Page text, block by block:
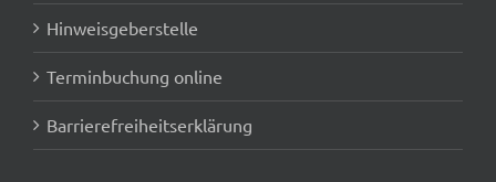
Hinweisgeberstelle
Terminbuchung online
Barrierefreiheitserklärung